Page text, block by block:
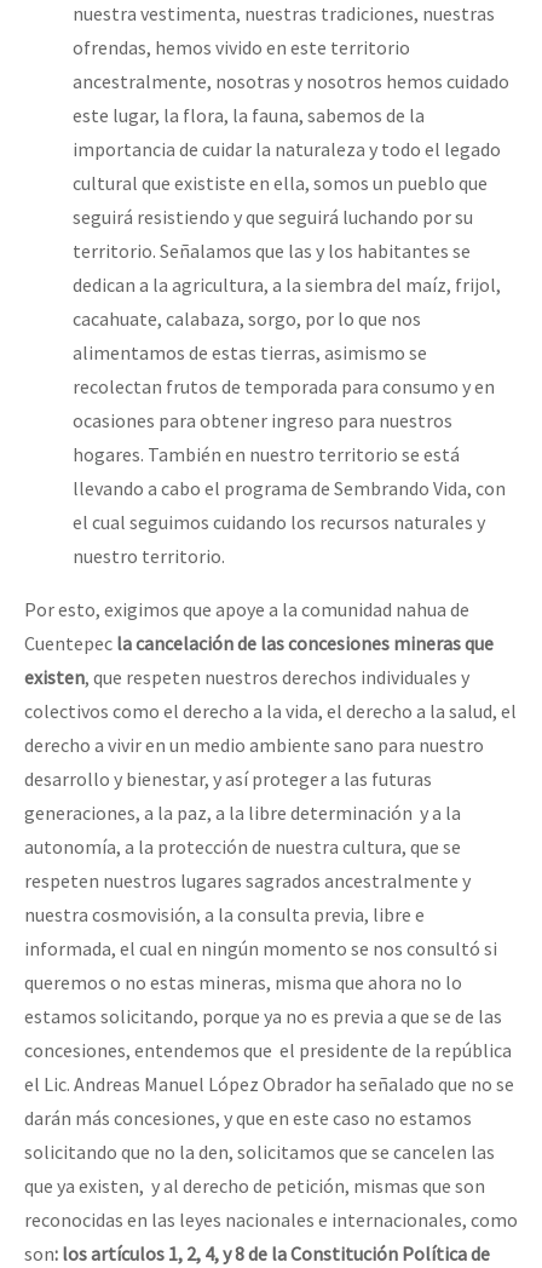
nuestra vestimenta, nuestras tradiciones, nuestras
ofrendas, hemos vivido en este territorio
ancestralmente, nosotras y nosotros hemos cuidado
este lugar, la flora, la fauna, sabemos de la
importancia de cuidar la naturaleza y todo el legado
cultural que exististe en ella, somos un pueblo que
seguirá resistiendo y que seguirá luchando por su
territorio. Señalamos que las y los habitantes se
dedican a la agricultura, a la siembra del maíz, frijol,
cacahuate, calabaza, sorgo, por lo que nos
alimentamos de estas tierras, asimismo se
recolectan frutos de temporada para consumo y en
ocasiones para obtener ingreso para nuestros
hogares. También en nuestro territorio se está
llevando a cabo el programa de Sembrando Vida, con
el cual seguimos cuidando los recursos naturales y
nuestro territorio.
Por esto, exigimos que apoye a la comunidad nahua de
Cuentepec la cancelación de las concesiones mineras que
existen, que respeten nuestros derechos individuales y
colectivos como el derecho a la vida, el derecho a la salud, el
derecho a vivir en un medio ambiente sano para nuestro
desarrollo y bienestar, y así proteger a las futuras
generaciones, a la paz, a la libre determinación y a la
autonomía, a la protección de nuestra cultura, que se
respeten nuestros lugares sagrados ancestralmente y
nuestra cosmovisión, a la consulta previa, libre e
informada, el cual en ningún momento se nos consultó si
queremos o no estas mineras, misma que ahora no lo
estamos solicitando, porque ya no es previa a que se de las
concesiones, entendemos que el presidente de la república
el Lic. Andreas Manuel López Obrador ha señalado que no se
darán más concesiones, y que en este caso no estamos
solicitando que no la den, solicitamos que se cancelen las
que ya existen, y al derecho de petición, mismas que son
reconocidas en las leyes nacionales e internacionales, como
son: los artículos 1, 2, 4, y 8 de la Constitución Política de